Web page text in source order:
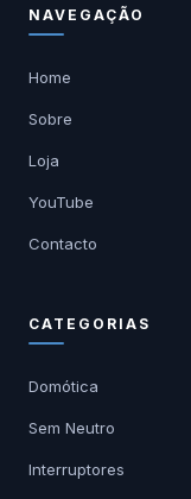
NAVEGAÇÃO
Home
Sobre
Loja
YouTube
Contacto
CATEGORIAS
Domótica
Sem Neutro
Interruptores